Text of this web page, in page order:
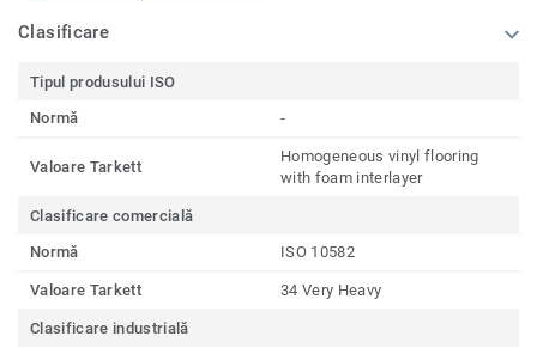
Clasificare
Tipul produsului ISO
Normă
-
Valoare Tarkett
Homogeneous vinyl flooring
with foam interlayer
Clasificare comercială
Normă
ISO 10582
Valoare Tarkett 34 Very Heavy
Clasificare industrială